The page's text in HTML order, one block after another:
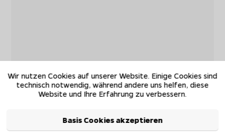
Wir nutzen Cookies auf unserer Website. Einige Cookies sind
technisch notwendig, während andere uns helfen, diese
Website und Ihre Erfahrung zu verbessern.
Basis Cookies akzeptieren